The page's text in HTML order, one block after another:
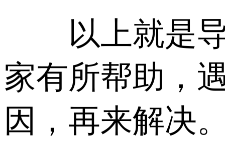
以上就是导
家有所帮助，
因，再来解决